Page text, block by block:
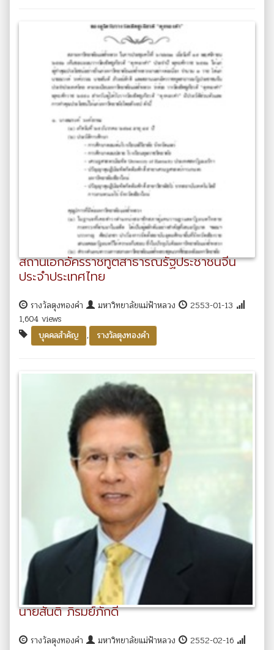
สถานเอกอัครราชทูตสาธารณรัฐประชาชนจีน
ประจำประเทศไทย
รางวัลตุงทองคำ มหาวิทยาลัยแม่ฟ้าหลวง
2553-01-13
1,604 views
บุคคลสำคัญ
, รางวัลตุงทองคำ
นายสันติ ภิรมย์ภักดี
รางวัลตุงทองคำ มหาวิทยาลัยแม่ฟ้าหลวง
2552-02-16